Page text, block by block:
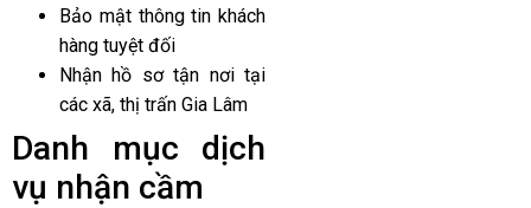
Bảo mật thông tin khách
hàng tuyệt đối
Nhận hồ sơ tận nơi tại
các xã, thị trấn Gia Lâm
Danh mục dịch
vụ nhận cầm